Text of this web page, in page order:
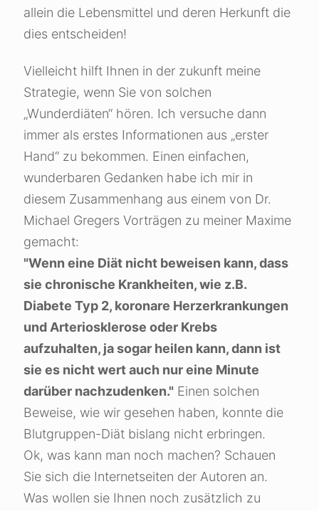
allein die Lebensmittel und deren Herkunft die
dies entscheiden!
Vielleicht hilft Ihnen in der zukunft meine
Strategie, wenn Sie von solchen
„Wunderdiäten“ hören. Ich versuche dann
immer als erstes Informationen aus „erster
Hand“ zu bekommen. Einen einfachen,
wunderbaren Gedanken habe ich mir in
diesem Zusammenhang aus einem von Dr.
Michael Gregers Vorträgen zu meiner Maxime
gemacht:
"Wenn eine Diät nicht beweisen kann, dass
sie chronische Krankheiten, wie z.B.
Diabete Typ 2, koronare Herzerkrankungen
und Arteriosklerose oder Krebs
aufzuhalten, ja sogar heilen kann, dann ist
sie es nicht wert auch nur eine Minute
darüber nachzudenken." Einen solchen
Beweise, wie wir gesehen haben, konnte die
Blutgruppen-Diät bislang nicht erbringen.
Ok, was kann man noch machen? Schauen
Sie sich die Internetseiten der Autoren an.
Was wollen sie Ihnen noch zusätzlich zu